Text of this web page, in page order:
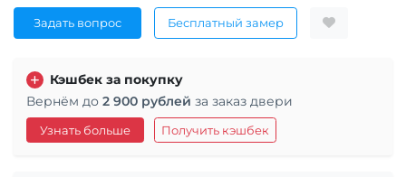
Задать вопрос Бесплатный замер
Кэшбек за покупку
Вернём до 2 900 рублей за заказ двери
Узнать больше Получить кэшбек